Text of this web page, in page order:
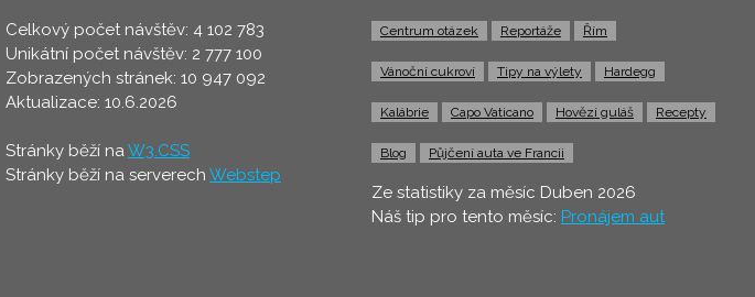
Celkový počet návštěv: 4 102 783
Unikátní počet návštěv: 2 777 100
Zobrazených stránek: 10 947 092
Aktualizace: 10.6.2026
Stránky běží naW3.CSS
Stránky běží na serverech Webstep
Centrum otázek Reportáže Řím
Vánoční cukroví Tipy na výlety Hardegg
Kalábrie Capo Vaticano Hovězí guláš Recepty
Blog Půjčení auta ve Francii
Ze statistiky za měsíc Duben 2026
Náš tip pro tento měsíc: Pronájem aut